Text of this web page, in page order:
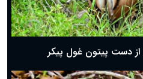
از دست پیتون غول پیکر